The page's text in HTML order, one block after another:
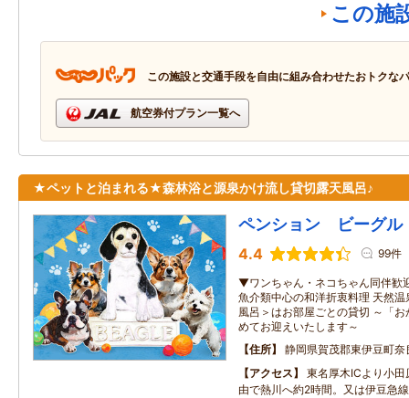
この施
この施設と交通手段を自由に組み合わせたおトクな
航空券付プラン一覧へ
★ペットと泊まれる★森林浴と源泉かけ流し貸切露天風呂♪
ペンション ビーグル
4.4 99件
▼ワンちゃん・ネコちゃん同伴歓
魚介類中心の和洋折衷料理 天然
風呂＞はお部屋ごとの貸切 ～「
めてお迎えいたします～
住所
静岡県賀茂郡東伊豆町奈
アクセス
東名厚木ICより小
由で熱川へ約2時間。又は伊豆急